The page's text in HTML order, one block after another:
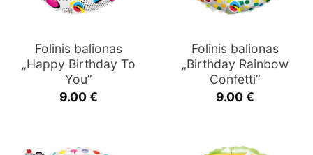
Folinis balionas
„Happy Birthday To
You”
9.00€
Folinis balionas
„Birthday Rainbow
Confetti”
9.00€